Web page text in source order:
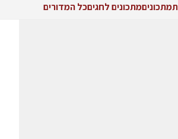
מתכוניםמתכונים לחגיםכל המדורים